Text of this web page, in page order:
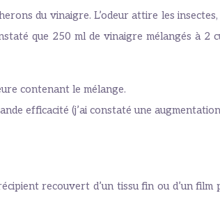
du vinaigre. L’odeur attire les
que 250 ml de vinaigre mélangés à 2
contenant le mélange.
efficacité (j’ai constaté une
recouvert d’un tissu fin ou d’un